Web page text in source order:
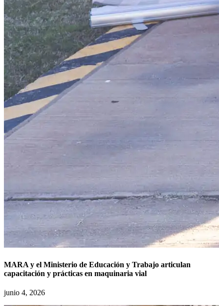
MARA y el Ministerio de Educación y Trabajo articulan
capacitación y prácticas en maquinaria vial
junio 4, 2026